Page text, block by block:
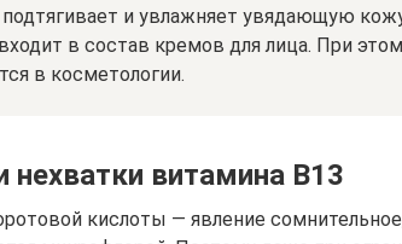
и увлажняет увядающую
в состав кремов для лица. При
в косметологии.
нехватки витамина В13
кислоты — явление